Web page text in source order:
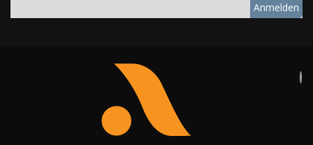
Anmelden